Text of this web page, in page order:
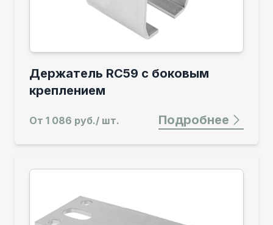
Держатель RC59 с боковым
креплением
От 1 086 руб./ шт. Подробнее